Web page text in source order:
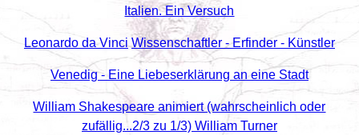
Italien. Ein Versuch
Leonardo da Vinci Wissenschaftler - Erfinder - Künstler
Venedig - Eine Liebeserklärung an eine Stadt
William Shakespeare animiert (wahrscheinlich oder
zufällig...2/3 zu 1/3) William Turner